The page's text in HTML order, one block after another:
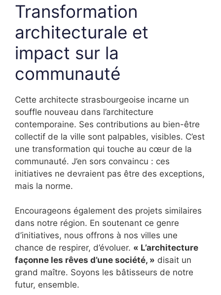
Transformation
architecturale et
impact sur la
communauté
Cette architecte strasbourgeoise incarne un
souffle nouveau dans l’architecture
contemporaine. Ses contributions au bien-être
collectif de la ville sont palpables, visibles. C’est
une transformation qui touche au cœur de la
communauté. J’en sors convaincu : ces
initiatives ne devraient pas être des exceptions,
mais la norme.
Encourageons également des projets similaires
dans notre région. En soutenant ce genre
d’initiatives, nous offrons à nos villes une
chance de respirer, d’évoluer. « L’architecture
façonne les rêves d’une société, » disait un
grand maître. Soyons les bâtisseurs de notre
futur, ensemble.